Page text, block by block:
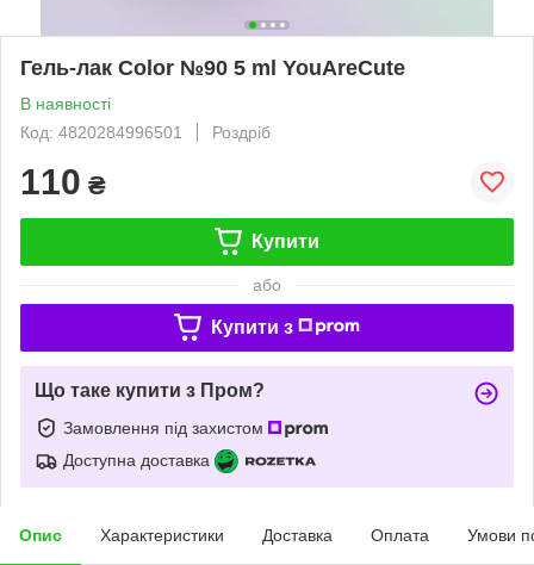
Гель-лак Color №90 5 ml YouAreCute
В наявності
Код: 4820284996501
Роздріб
110 ₴
Купити
або
Купити з
Що таке купити з Пром?
Замовлення під захистом
Доступна доставка
Опис Характеристики Доставка Оплата Умови